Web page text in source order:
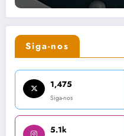
Siga-nos
1,475
Siga-nos
5.1k